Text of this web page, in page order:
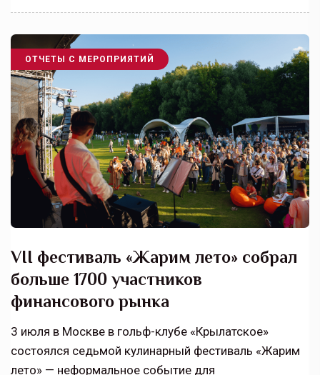
ОТЧЕТЫ С МЕРОПРИЯТИЙ
VII фестиваль «Жарим лето» собрал
больше 1700 участников
финансового рынка
3 июля в Москве в гольф-клубе «Крылатское»
состоялся седьмой кулинарный фестиваль «Жарим
лето» — неформальное событие для